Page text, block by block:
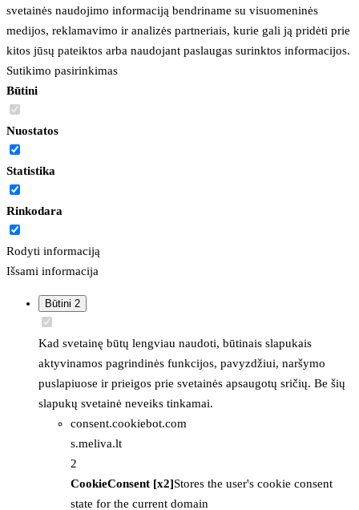
svetainės naudojimo informaciją bendriname su visuomeninės
medijos, reklamavimo ir analizės partneriais, kurie gali ją pridėti prie
kitos jūsų pateiktos arba naudojant paslaugas surinktos informacijos.
Sutikimo pasirinkimas
Būtini
Nuostatos
Statistika
Rinkodara
Rodyti informaciją
Išsami informacija
Būtini 2
Kad svetainę būtų lengviau naudoti, būtinais slapukais
aktyvinamos pagrindinės funkcijos, pavyzdžiui, naršymo
puslapiuose ir prieigos prie svetainės apsaugotų sričių. Be šių
slapukų svetainė neveiks tinkamai.
consent.cookiebot.com
s.meliva.lt
2
CookieConsent [x2]Stores the user's cookie consent
state for the current domain